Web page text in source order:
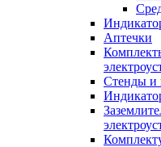
Аптечки
Стенды и